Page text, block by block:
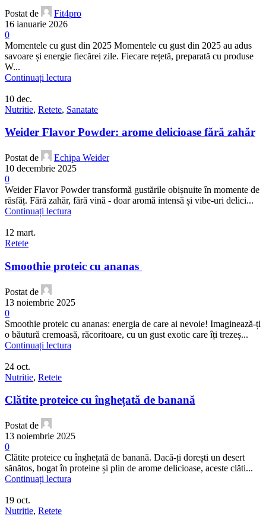
Postat de
Fit4pro
16 ianuarie 2026
0
Momentele cu gust din 2025 Momentele cu gust din 2025 au adus
savoare și energie fiecărei zile. Fiecare rețetă, preparată cu produse
W...
Continuați lectura
10 dec.
Nutritie, Retete, Sanatate
Weider Flavor Powder: arome delicioase fără zahăr
Postat de
Echipa Weider
10 decembrie 2025
0
Weider Flavor Powder transformă gustările obișnuite în momente de
răsfăț. Fără zahăr, fără vină - doar aromă intensă și vibe-uri delici...
Continuați lectura
12 mart.
Retete
Smoothie proteic cu ananas
Postat de
13 noiembrie 2025
0
Smoothie proteic cu ananas: energia de care ai nevoie! Imaginează-ți
o băutură cremoasă, răcoritoare, cu un gust exotic care îți trezeș...
Continuați lectura
24 oct.
Nutritie, Retete
Clătite proteice cu înghețată de banană
Postat de
13 noiembrie 2025
0
Clătite proteice cu înghețată de banană. Dacă-ți dorești un desert
sănătos, bogat în proteine și plin de arome delicioase, aceste clăti...
Continuați lectura
19 oct.
Nutritie, Retete